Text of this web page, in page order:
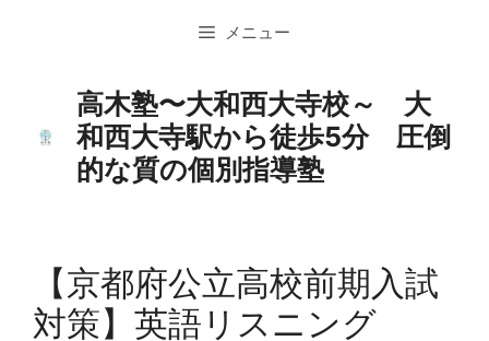
メニュー
高木塾〜大和西大寺校～ 大
和西大寺駅から徒歩5分 圧倒
的な質の個別指導塾
【京都府公立高校前期入試
対策】英語リスニング